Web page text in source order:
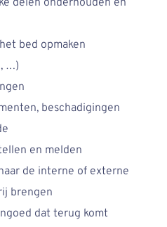
delen onderhouden en
bed opmaken
…)
beschadigingen
en melden
de interne of externe
brengen
dat terug komt